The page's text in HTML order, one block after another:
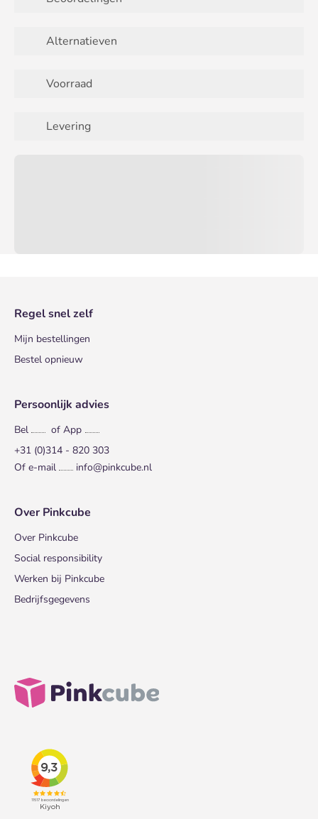
Alternatieven
Voorraad
Levering
Regel snel zelf
Mijn bestellingen
Bestel opnieuw
Persoonlijk advies
Bel
of App
+31 (0)314 - 820 303
Of e-mail
info@pinkcube.nl
Over Pinkcube
Over Pinkcube
Social responsibility
Werken bij Pinkcube
Bedrijfsgegevens